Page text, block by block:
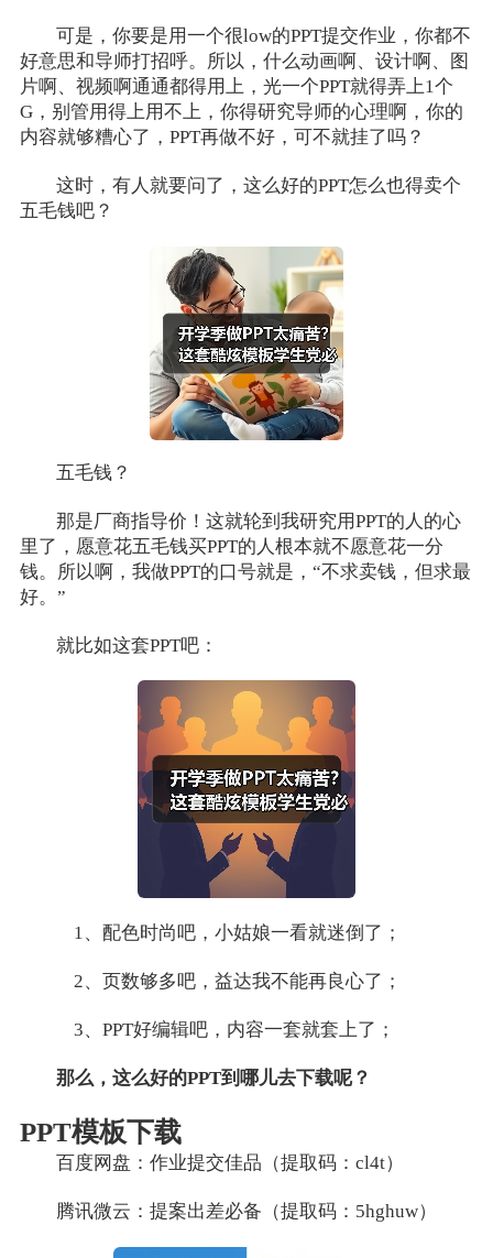
可是，你要是用一个很low的PPT提交作业，你都不
好意思和导师打招呼。所以，什么动画啊、设计啊、图
片啊、视频啊通通都得用上，光一个PPT就得弄上1个
G，别管用得上用不上，你得研究导师的心理啊，你的
内容就够糟心了，PPT再做不好，可不就挂了吗？
这时，有人就要问了，这么好的PPT怎么也得卖个
五毛钱吧？
五毛钱？
那是厂商指导价！这就轮到我研究用PPT的人的心
里了，愿意花五毛钱买PPT的人根本就不愿意花一分
钱。所以啊，我做PPT的口号就是，“不求卖钱，但求最
好。”
就比如这套PPT吧：
1、配色时尚吧，小姑娘一看就迷倒了；
2、页数够多吧，益达我不能再良心了；
3、PPT好编辑吧，内容一套就套上了；
那么，这么好的PPT到哪儿去下载呢？
PPT模板下载
百度网盘：作业提交佳品（提取码：cl4t）
腾讯微云：提案出差必备（提取码：5hghuw）